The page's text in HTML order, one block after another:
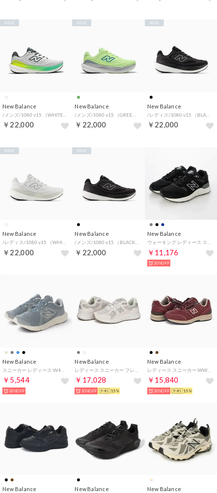
New Balance
￥22,000
NEW
New Balance
￥22,000
NEW
New Balance
￥22,000
NEW
New Balance
/レディス/1080 v15 （WHITE）
￥22,000
NEW
New Balance
/メンズ/1080 v15 （BLACK）
￥22,000
NEW
New Balance
ウォーキング レディース スニーカー フレッシュフォーム WW880 new balance Walking Fresh Foam 880 v7 幅広2E スポーツ （ブラック）
￥11,176
20%OFF
New Balance
￥5,544
20%OFF
New Balance
￥17,028
10%OFF 15%
New Balance
レディース スニーカー WW585 BB 4E 幅広 EEEE ゆったり ウォーキング 歩きやすい サイドジッパー （ビターブラウン）
￥15,840
20%OFF 15%
New Balance New Balance New Balance